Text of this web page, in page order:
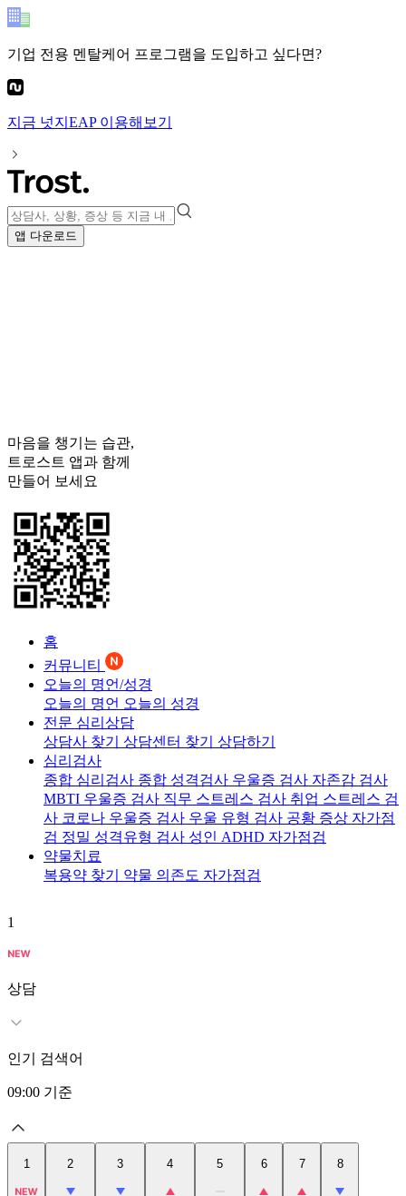
기업 전용 멘탈케어 프로그램을 도입하고 싶다면?
지금 넛지EAP이용해보기
앱 다운로드
마음을 챙기는 습관,
트로스트 앱과 함께
만들어 보세요
홈
커뮤니티
오늘의 명언/성경
오늘의 명언 오늘의 성경
전문 심리상담
상담사 찾기 상담센터 찾기 상담하기
심리검사
종합 심리검사 종합 성격검사 우울증 검사 자존감 검사
MBTI 우울증 검사 직무 스트레스 검사 취업 스트레스 검
사 코로나 우울증 검사 우울 유형 검사 공황 증상 자가점
검 정밀 성격유형 검사 성인 ADHD 자가점검
약물치료
복용약 찾기 약물 의존도 자가점검
1
상담
인기 검색어
09:00 기준
1 2 3 4 5 6 7 8